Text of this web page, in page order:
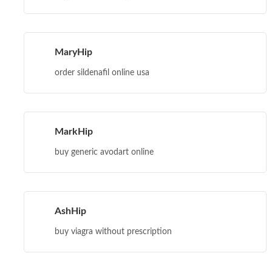
MaryHip
order sildenafil online usa
MarkHip
buy generic avodart online
AshHip
buy viagra without prescription